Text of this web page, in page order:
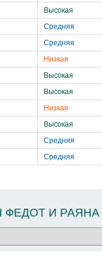
Высокая
Средняя
Средняя
Низкая
Высокая
Высокая
Низкая
Высокая
Средняя
Средняя
И РАЯНА